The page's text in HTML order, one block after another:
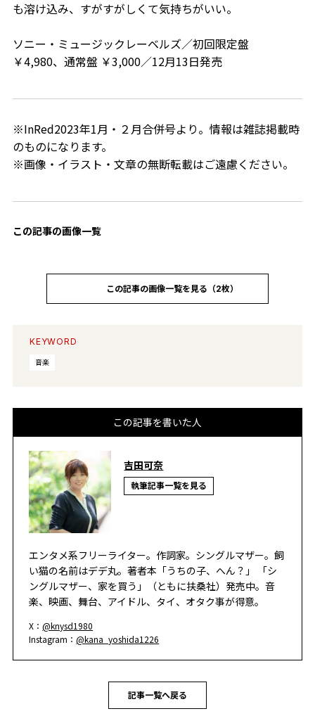
も溶け込み、すがすがしくて気持ちがいい。
ソニー・ミュージックレーベルズ／初回限定盤
￥4,980、通常盤 ￥3,000／12月13日発売
※InRed2023年1月・２月合併号より。情報は雑誌掲載時
のものになります。
※画像・イラスト・文章の無断転載はご遠慮ください。
この記事の画像一覧
この記事の画像一覧を見る（2枚）
KEYWORD
音楽
この記事を書いた人
吉田可奈
執筆記事一覧を見る
エンタメ系フリーライター。作詞家。シングルマザー。飼
い猫の名前はデデ丸。著者本「うちの子、へん？」 「シ
ングルマザー、家を買う」（ともに扶桑社）発売中。音
楽、映画、舞台、アイドル、タイ、オタク事が得意。
X：@knysd1980
Instagram：@kana_yoshida1226
記事一覧へ戻る